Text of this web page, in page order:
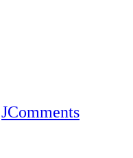
JComments